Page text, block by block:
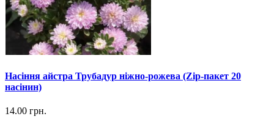
Насіння айстра Трубадур ніжно-рожева (Zip-пакет 20
насінин)
14.00 грн.